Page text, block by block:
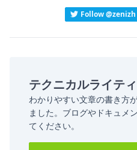
Follow @zenizh
テクニカルライテ
わかりやすい文章の書き方
ました。ブログやドキュメ
てください。